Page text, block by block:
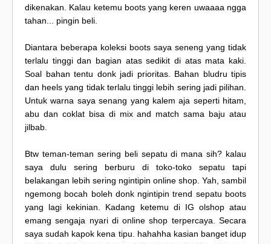
dikenakan. Kalau ketemu boots yang keren uwaaaa ngga
tahan... pingin beli.
Diantara beberapa koleksi boots saya seneng yang tidak
terlalu tinggi dan bagian atas sedikit di atas mata kaki.
Soal bahan tentu donk jadi prioritas. Bahan bludru tipis
dan heels yang tidak terlalu tinggi lebih sering jadi pilihan.
Untuk warna saya senang yang kalem aja seperti hitam,
abu dan coklat bisa di mix and match sama baju atau
jilbab.
Btw teman-teman sering beli sepatu di mana sih? kalau
saya dulu sering berburu di toko-toko sepatu tapi
belakangan lebih sering ngintipin online shop. Yah, sambil
ngemong bocah boleh donk ngintipin trend sepatu boots
yang lagi kekinian. Kadang ketemu di IG olshop atau
emang sengaja nyari di online shop terpercaya. Secara
saya sudah kapok kena tipu. hahahha kasian banget idup